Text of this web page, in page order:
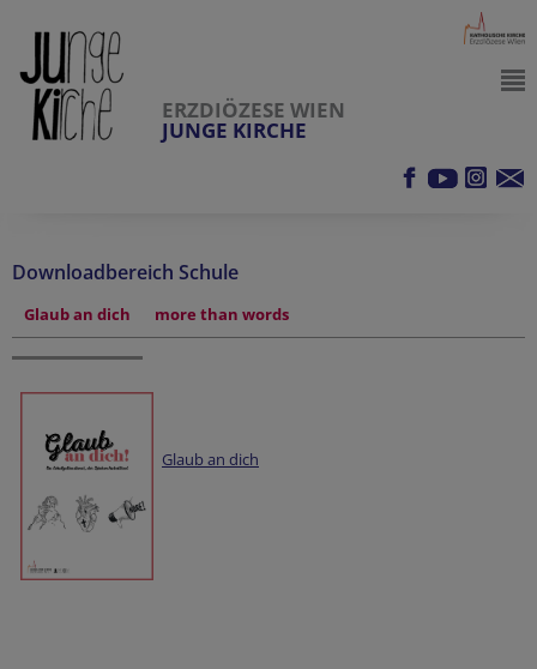
ERZDIÖZESE WIEN
JUNGE KIRCHE
Downloadbereich Schule
Glaub an dich more than words
Glaub an dich